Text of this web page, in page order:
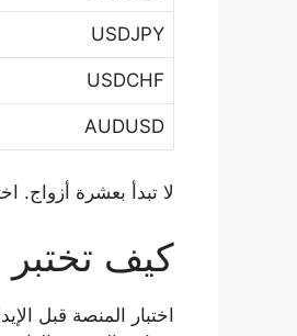
USDJPY
USDCHF
AUDUSD
لا تبدأ بعشرة أزواج.
كيف تختبر
اختبار المنصة قبل